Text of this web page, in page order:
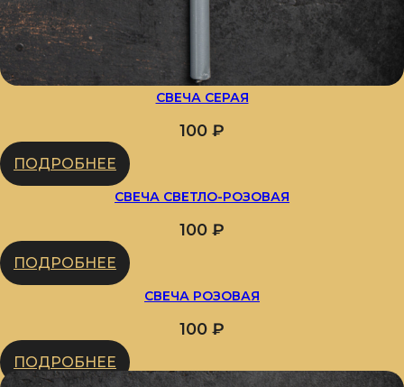
СВЕЧА СЕРАЯ
100 ₽
ПОДРОБНЕЕ
СВЕЧА СВЕТЛО-РОЗОВАЯ
100 ₽
ПОДРОБНЕЕ
СВЕЧА РОЗОВАЯ
100 ₽
ПОДРОБНЕЕ